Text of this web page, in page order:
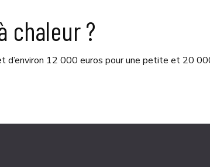
chaleur ?
d’environ 12 000 euros pour une petite et 20